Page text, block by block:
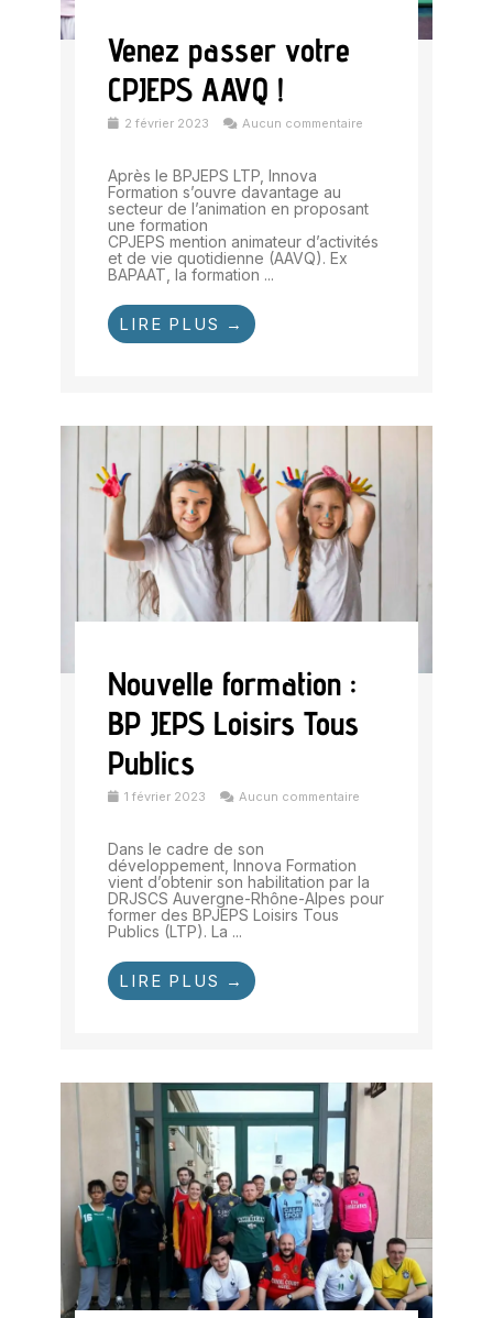
Venez passer votre
CPJEPS AAVQ !
2 février 2023 Aucun commentaire
Après le BPJEPS LTP, Innova
Formation s’ouvre davantage au
secteur de l’animation en proposant
une formation
CPJEPS mention animateur d’activités
et de vie quotidienne (AAVQ). Ex
BAPAAT, la formation ...
LIRE PLUS →
Nouvelle formation :
BP JEPS Loisirs Tous
Publics
1 février 2023 Aucun commentaire
Dans le cadre de son
développement, Innova Formation
vient d’obtenir son habilitation par la
DRJSCS Auvergne-Rhône-Alpes pour
former des BPJEPS Loisirs Tous
Publics (LTP). La ...
LIRE PLUS →